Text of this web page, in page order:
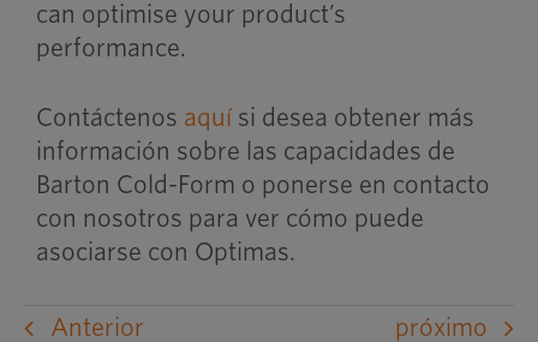
can optimise your product’s
performance.
Contáctenos aquísi desea obtener más
información sobre las capacidades de
Barton Cold-Form o ponerse en contacto
con nosotros para ver cómo puede
asociarse con Optimas.
Anterior próximo